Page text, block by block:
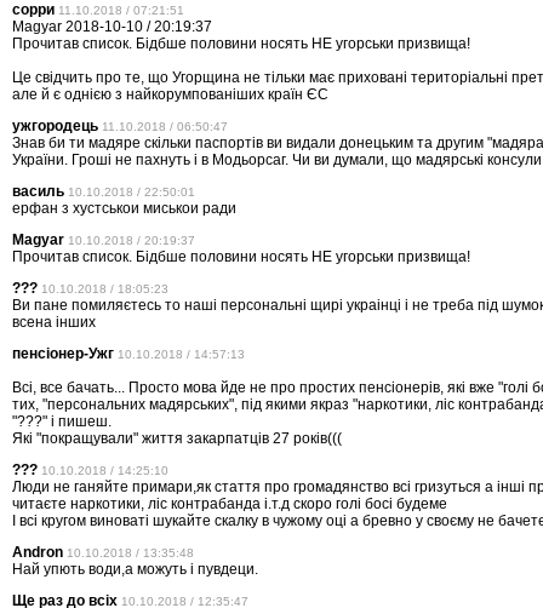
сорри 11.10.2018 / 07:21:51
Magyar 2018-10-10 / 20:19:37
Прочитав список. Бідбше половини носять НЕ угорськи призвища!
Це свідчить про те, що Угорщина не тільки має приховані територіальні
але й є однією з найкорумпованіших країн ЄС
ужгородець 11.10.2018 / 06:50:47
Знав би ти мадяре скільки паспортів ви видали донецьким та другим
України. Гроші не пахнуть і в Модьорсаг. Чи ви думали, що мадярські консули
василь 10.10.2018 / 22:50:01
ерфан з хустськои миськои ради
Magyar 10.10.2018 / 20:19:37
Прочитав список. Бідбше половини носять НЕ угорськи призвища!
??? 10.10.2018 / 18:05:23
Ви пане помиляєтесь то наші персональні щирі украінці і не треба під
всена інших
пенсіонер-Ужг 10.10.2018 / 14:57:13
Всі, все бачать... Просто мова йде не про простих пенсіонерів, які вже "голі
тих, "персональних мадярських", під якими якраз "наркотики, ліс
"???" і пишеш.
Які "покращували" життя закарпатців 27 років(((
??? 10.10.2018 / 14:25:10
Люди не ганяйте примари,як стаття про громадянство всі гризуться а інші
читаєте наркотики, ліс контрабанда і.т.д скоро голі босі будеме
І всі кругом виноваті шукайте скалку в чужому оці а бревно у своєму не
Andron 10.10.2018 / 13:35:48
Най упють води,а можуть і пувдеци.
Ще раз до всiх 10.10.2018 / 12:35:47